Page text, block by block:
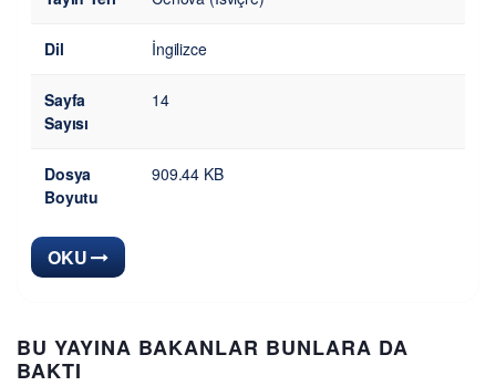
Dil İngilizce
Sayfa
Sayısı
14
Dosya
Boyutu
909.44 KB
OKU
BU YAYINA BAKANLAR BUNLARA DA
BAKTI